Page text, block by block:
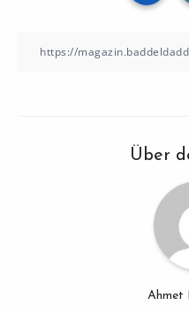
Über
Ahmet